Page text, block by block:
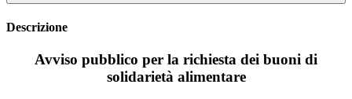
Descrizione
Avviso pubblico per la richiesta dei buoni di
solidarietà alimentare